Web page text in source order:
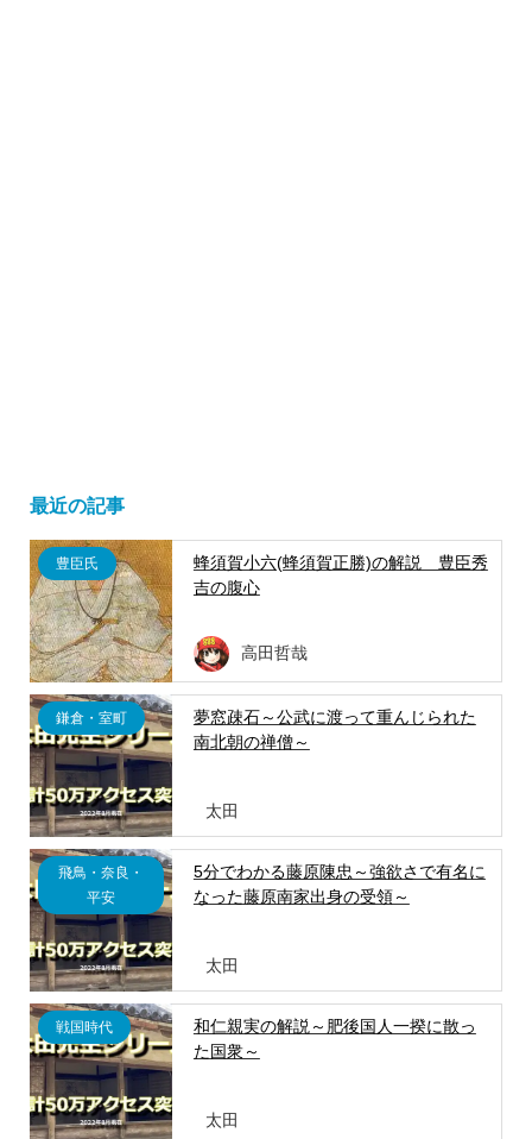
最近の記事
豊臣氏
蜂須賀小六(蜂須賀正勝)の解説 豊臣秀
吉の腹心
高田哲哉
鎌倉・室町
夢窓疎石～公武に渡って重んじられた
南北朝の禅僧～
太田
飛鳥・奈良・
平安
5分でわかる藤原陳忠～強欲さで有名に
なった藤原南家出身の受領～
太田
戦国時代
和仁親実の解説～肥後国人一揆に散っ
た国衆～
太田